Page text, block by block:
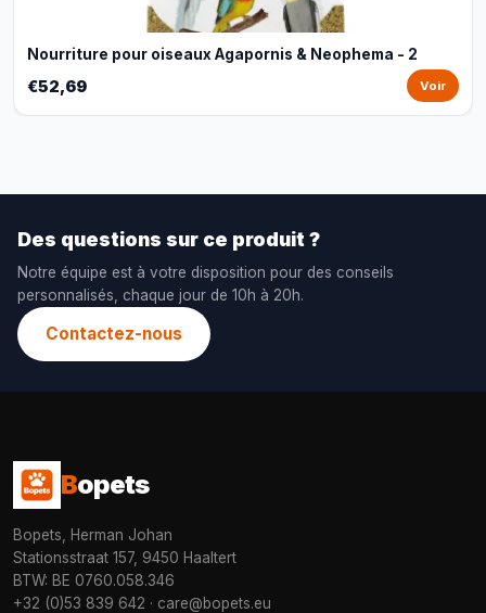
Nourriture pour oiseaux Agapornis & Neophema - 2
€52,69 Voir
Des questions sur ce produit ?
Notre équipe est à votre disposition pour des conseils
personnalisés, chaque jour de 10h à 20h.
Contactez-nous
Bopets
Bopets, Herman Johan
Stationsstraat 157, 9450 Haaltert
BTW: BE 0760.058.346
+32 (0)53 839 642 · care@bopets.eu